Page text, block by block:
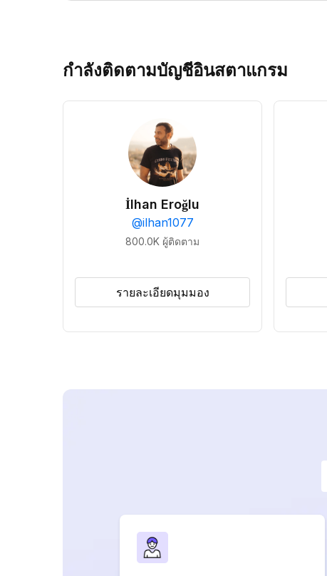
กำลังติดตามบัญชีอินสตาแกรม
İlhan Eroğlu
@ilhan1077
800.0K ผู้ติดตาม
รายละเอียดมุมมอง